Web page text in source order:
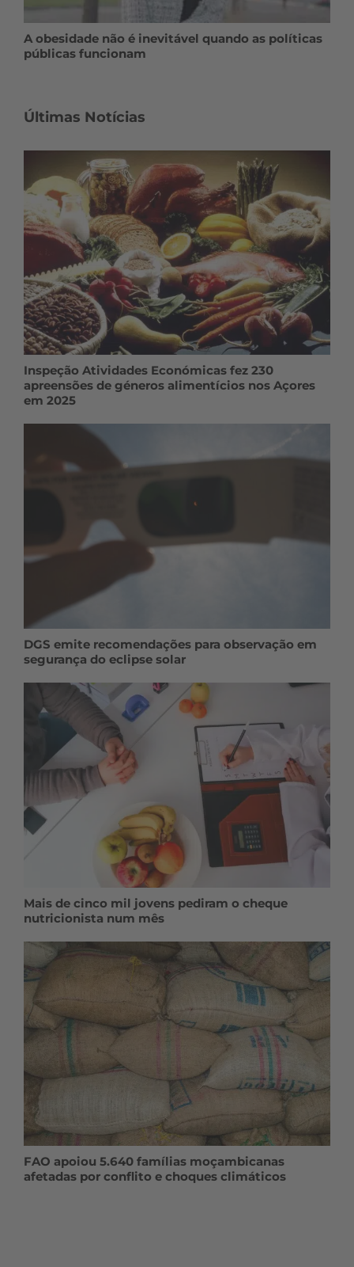
A obesidade não é inevitável quando as políticas
públicas funcionam
Últimas Notícias
Inspeção Atividades Económicas fez 230
apreensões de géneros alimentícios nos Açores
em 2025
DGS emite recomendações para observação em
segurança do eclipse solar
Mais de cinco mil jovens pediram o cheque
nutricionista num mês
FAO apoiou 5.640 famílias moçambicanas
afetadas por conflito e choques climáticos